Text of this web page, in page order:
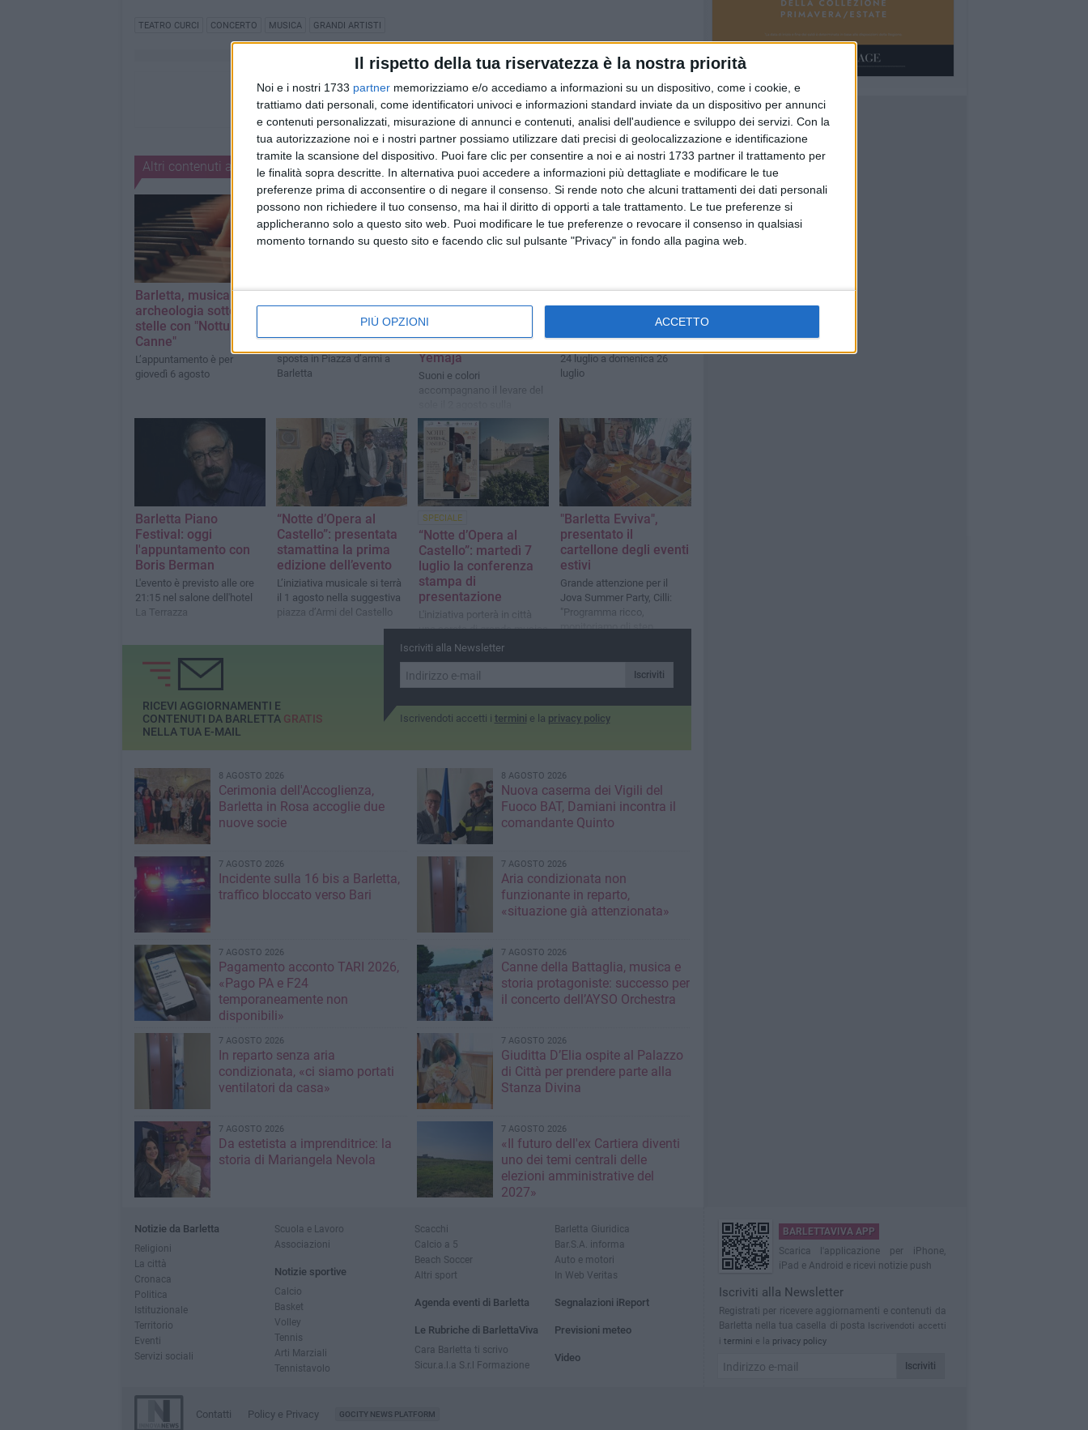
Il rispetto della tua riservatezza è la nostra priorità
Noi e i nostri 1733 partner memorizziamo e/o accediamo a informazioni su un dispositivo, come i cookie, e
trattiamo dati personali, come identificatori univoci e informazioni standard inviate da un dispositivo per annunci
e contenuti personalizzati, misurazione di annunci e contenuti, analisi dell'audience e sviluppo dei servizi. Con la
tua autorizzazione noi e i nostri partner possiamo utilizzare dati precisi di geolocalizzazione e identificazione
tramite la scansione del dispositivo. Puoi fare clic per consentire a noi e ai nostri 1733 partner il trattamento per
le finalità sopra descritte. In alternativa puoi accedere a informazioni più dettagliate e modificare le tue
preferenze prima di acconsentire o di negare il consenso. Si rende noto che alcuni trattamenti dei dati personali
possono non richiedere il tuo consenso, ma hai il diritto di opporti a tale trattamento. Le tue preferenze si
applicheranno solo a questo sito web. Puoi modificare le tue preferenze o revocare il consenso in qualsiasi
momento tornando su questo sito e facendo clic sul pulsante "Privacy" in fondo alla pagina web.
PIÙ OPZIONI ACCETTO
TEATRO CURCI CONCERTO MUSICA GRANDI ARTISTI
Altri contenuti a tema
Barletta, musica e
archeologia sotto le
stelle con "Notturno a
Canne"
L’appuntamento è per
giovedì 6 agosto
K-Pop Revolution
Tribute Concert
cambia location
sposta in Piazza d’armi a
Barletta
SPECIALE
Barletta, secondo
appuntamento con il
concerto all’alba allo
Yemaja
Suoni e colori
accompagnano il levare del
Litoranea
Beach like a Deejay, il
programma della
tappa di Barletta
24 luglio a domenica 26
luglio
Barletta Piano
Festival: oggi
l'appuntamento con
Boris Berman
L'evento è previsto alle ore
21:15 nel salone dell'hotel
La Terrazza
“Notte d’Opera al
Castello”: presentata
stamattina la prima
edizione dell’evento
L’iniziativa musicale si terrà
il 1 agosto nella suggestiva
piazza d’Armi del Castello
SPECIALE
“Notte d’Opera al
Castello”: martedì 7
luglio la conferenza
stampa di
presentazione
L'iniziativa porterà in città
una serata di grande musica
con la Apulia Sinfonietta
internazionale del Premiere
Opera Vocal Arts Institute di
"Barletta Evviva",
presentato il
cartellone degli eventi
estivi
Grande attenzione per il
Jova Summer Party, Cilli:
"Programma ricco,
monitoriamo gli step
Iscriviti alla Newsletter
Iscriviti
Iscrivendoti accetti i termini e la privacy policy
RICEVI AGGIORNAMENTI E
CONTENUTI DA BARLETTA GRATIS
NELLA TUA E-MAIL
8 AGOSTO 2026
Cerimonia dell'Accoglienza,
Barletta in Rosa accoglie due
nuove socie
8 AGOSTO 2026
Nuova caserma dei Vigili del
Fuoco BAT, Damiani incontra il
comandante Quinto
7 AGOSTO 2026
Incidente sulla 16 bis a Barletta,
traffico bloccato verso Bari
7 AGOSTO 2026
Aria condizionata non
funzionante in reparto,
«situazione già attenzionata»
7 AGOSTO 2026
Pagamento acconto TARI 2026,
«Pago PA e F24
temporaneamente non
disponibili»
7 AGOSTO 2026
Canne della Battaglia, musica e
storia protagoniste: successo per
il concerto dell’AYSO Orchestra
7 AGOSTO 2026
In reparto senza aria
condizionata, «ci siamo portati
ventilatori da casa»
7 AGOSTO 2026
Giuditta D’Elia ospite al Palazzo
di Città per prendere parte alla
Stanza Divina
7 AGOSTO 2026
Da estetista a imprenditrice: la
storia di Mariangela Nevola
7 AGOSTO 2026
«Il futuro dell'ex Cartiera diventi
uno dei temi centrali delle
elezioni amministrative del
2027»
Notizie da Barletta
Religioni
La città
Cronaca
Politica
Istituzionale
Territorio
Eventi
Servizi sociali
Scuola e Lavoro
Associazioni
Notizie sportive
Calcio
Basket
Volley
Tennis
Arti Marziali
Tennistavolo
Scacchi
Calcio a 5
Beach Soccer
Altri sport
Agenda eventi di Barletta
Le Rubriche di BarlettaViva
Cara Barletta ti scrivo
Sicur.a.l.a S.r.l Formazione
Barletta Giuridica
Bar.S.A. informa
Auto e motori
In Web Veritas
Segnalazioni iReport
Previsioni meteo
Video
BARLETTAVIVA APP
Scarica l'applicazione per iPhone,
iPad e Android e ricevi notizie push
Iscriviti alla Newsletter
Registrati per ricevere aggiornamenti e contenuti da
Barletta nella tua casella di posta
Iscrivendoti accetti
i termini e la privacy policy
Iscriviti
Contatti Policy e Privacy GOCITY NEWS PLATFORM